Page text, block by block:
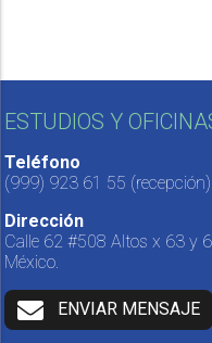
ESTUDIOS Y
Teléfono
(999) 923 61 55 (recepción)
Dirección
Calle 62 #508 Altos x 63 y
México.
ENVIAR MENSAJE